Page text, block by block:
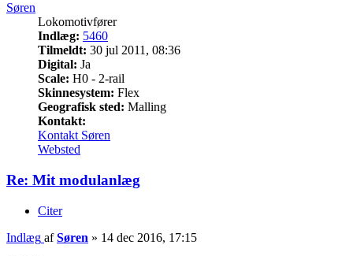
Søren
Lokomotivfører
Indlæg: 5460
Tilmeldt: 30 jul 2011, 08:36
Digital: Ja
Scale: H0 - 2-rail
Skinnesystem: Flex
Geografisk sted: Malling
Kontakt:
Kontakt Søren
Websted
Re: Mit modulanlæg
Citer
Indlæg afSøren » 14 dec 2016, 17:15